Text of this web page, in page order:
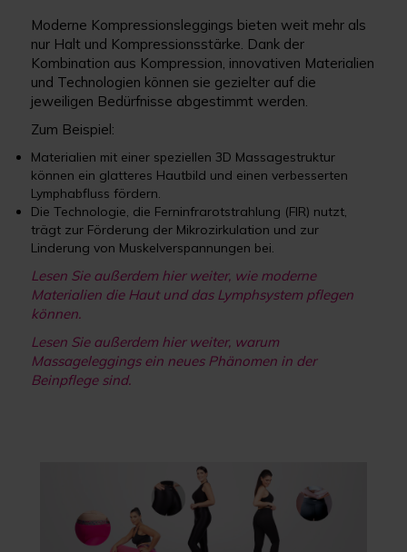
Moderne Kompressionsleggings bieten weit mehr als
nur Halt und Kompressionsstärke. Dank der
Kombination aus Kompression, innovativen Materialien
und Technologien können sie gezielter auf die
jeweiligen Bedürfnisse abgestimmt werden.
Zum Beispiel:
Materialien mit einer speziellen 3D Massagestruktur
können ein glatteres Hautbild und einen verbesserten
Lymphabfluss fördern.
Die Technologie, die Ferninfrarotstrahlung (FIR) nutzt,
trägt zur Förderung der Mikrozirkulation und zur
Linderung von Muskelverspannungen bei.
Lesen Sie außerdem hier weiter, wie moderne
Materialien die Haut und das Lymphsystem pflegen
können.
Lesen Sie außerdem hier weiter, warum
Massageleggings ein neues Phänomen in der
Beinpflege sind.